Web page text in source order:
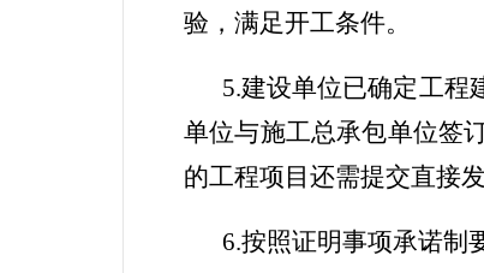
验，满足开工条件。
5.建设单位已确定工程
单位与施工总承包单位签
的工程项目还需提交直接
6.按照证明事项承诺制